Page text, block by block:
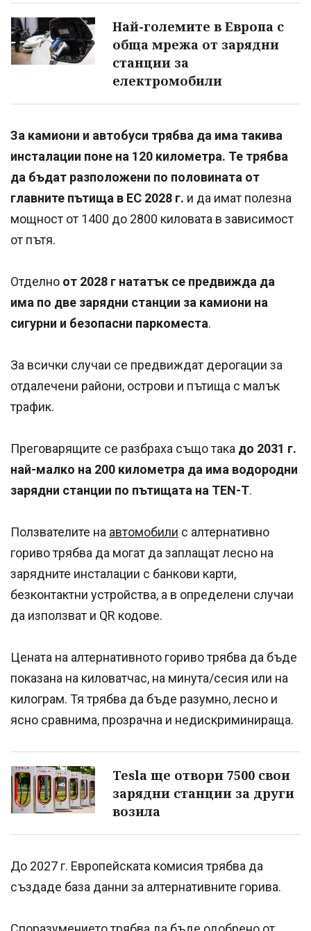
Най-големите в Европа с
обща мрежа от зарядни
станции за
електромобили
За камиони и автобуси трябва да има такива
инсталации поне на 120 километра. Те трябва
да бъдат разположени по половината от
главните пътища в ЕС 2028 г. и да имат полезна
мощност от 1400 до 2800 киловата в зависимост
от пътя.
Отделно от 2028 г нататък се предвижда да
има по две зарядни станции за камиони на
сигурни и безопасни паркоместа.
За всички случаи се предвиждат дерогации за
отдалечени райони, острови и пътища с малък
трафик.
Преговарящите се разбраха също така до 2031 г.
най-малко на 200 километра да има водородни
зарядни станции по пътищата на TEN-T.
Ползвателите на автомобили с алтернативно
гориво трябва да могат да заплащат лесно на
зарядните инсталации с банкови карти,
безконтактни устройства, а в определени случаи
да използват и QR кодове.
Цената на алтернативното гориво трябва да бъде
показана на киловатчас, на минута/сесия или на
килограм. Тя трябва да бъде разумно, лесно и
ясно сравнима, прозрачна и недискриминираща.
Tesla ще отвори 7500 свои
зарядни станции за други
возила
До 2027 г. Европейската комисия трябва да
създаде база данни за алтернативните горива.